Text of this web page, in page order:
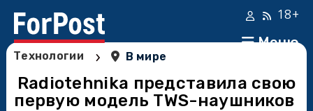
Меню
18+
Технологии › В мире
Radiotehnika представила свою
первую модель TWS-наушников